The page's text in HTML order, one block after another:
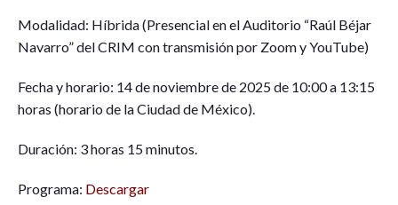
Modalidad: Híbrida (Presencial en el Auditorio “Raúl Béjar
Navarro” del CRIM con transmisión por Zoom y YouTube)
Fecha y horario: 14 de noviembre de 2025 de 10:00 a 13:15
horas (horario de la Ciudad de México).
Duración: 3 horas 15 minutos.
Programa: Descargar